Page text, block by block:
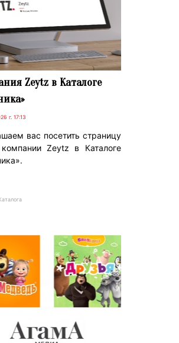
Zeytz в Каталоге
г. 17:13
вас посетить страницу
Zeytz в Каталоге